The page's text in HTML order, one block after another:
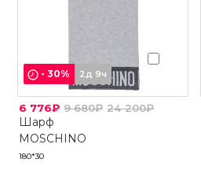
-30% 2д 9ч
6 776₽ 9 680₽ 24 200₽
Шарф
MOSCHINO
180*30